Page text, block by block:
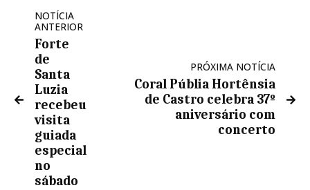
NOTÍCIA
ANTERIOR
Forte
de
Santa
Luzia
recebeu
visita
guiada
especial
no
sábado
PRÓXIMA NOTÍCIA
Coral Públia Hortênsia
de Castro celebra 37º
aniversário com
concerto